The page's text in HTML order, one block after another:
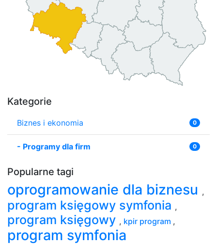
Kategorie
Biznes i ekonomia 0
- Programy dla firm 0
Popularne tagi
oprogramowanie dla biznesu ,
program księgowy symfonia ,
program księgowy , kpir program ,
program symfonia